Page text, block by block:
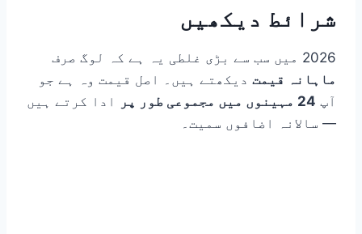
شرائط دیکھیں
2026 میں سب سے بڑی غلطی یہ ہے کہ لوگ صرف
ماہانہ قیمت دیکھتے ہیں۔ اصل قیمت وہ ہے جو
آپ 24 مہینوں میں مجموعی طور پر
ادا کرتے ہیں
— سالانہ اضافوں سمیت۔